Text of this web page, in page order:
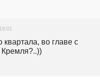
квартала, во главе с
Кремля?..))